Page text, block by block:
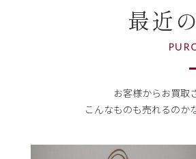
最近
お客様からお買取
こんなものも売れるのか